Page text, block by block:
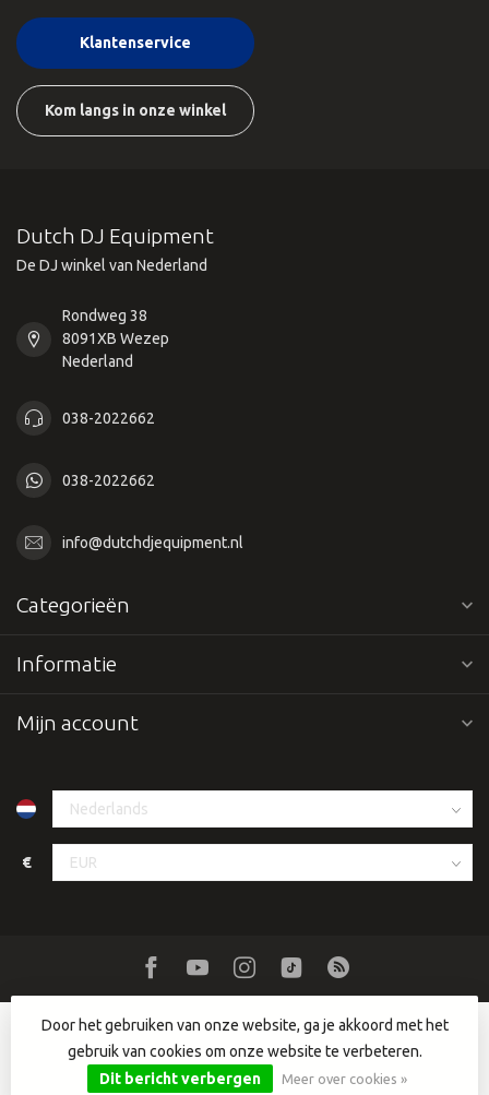
Klantenservice
Kom langs in onze winkel
Dutch DJ Equipment
De DJ winkel van Nederland
Rondweg 38
8091XB Wezep
Nederland
038-2022662
038-2022662
info@dutchdjequipment.nl
Categorieën
Informatie
Mijn account
€
© Copyright 2026 Dutch DJ Equipment- Powered byLightspeed
Lightspeed designby Dyvelopment
Door het gebruiken van onze website, ga je akkoord met het
gebruik van cookies om onze website te verbeteren.
Dit bericht verbergen
Meer over cookies »